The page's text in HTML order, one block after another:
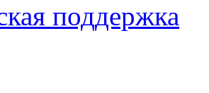
поддержка